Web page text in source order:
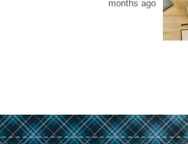
months ago